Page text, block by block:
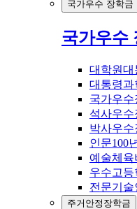
국가우수 장학금
국가우수
대학원대
대통령과
국가우
석사우
박사우
인문100
예술체
우수고
전문기
주거안정장학금